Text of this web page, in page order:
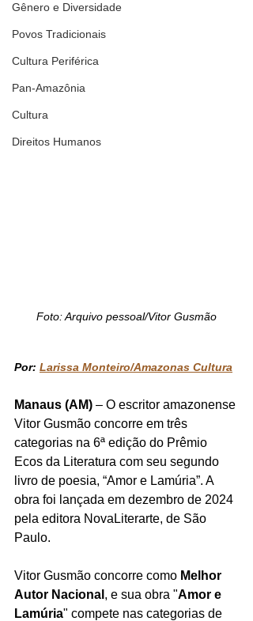
Gênero e Diversidade
Povos Tradicionais
Cultura Periférica
Pan-Amazônia
Cultura
Direitos Humanos
Foto: Arquivo pessoal/Vitor Gusmão
Por: Larissa Monteiro/Amazonas Cultura
Manaus (AM) – O escritor amazonense
Vitor Gusmão concorre em três
categorias na 6ª edição do Prêmio
Ecos da Literatura com seu segundo
livro de poesia, “Amor e Lamúria”. A
obra foi lançada em dezembro de 2024
pela editora NovaLiterarte, de São
Paulo.
Vitor Gusmão concorre como Melhor
Autor Nacional , e sua obra "Amor e
Lamúria" compete nas categorias de